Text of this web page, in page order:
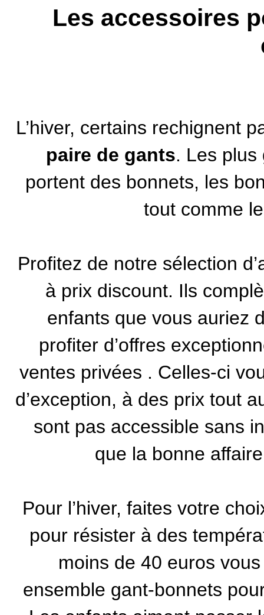
Les accessoires
L’hiver, certains rechignent
paire de gants. Les
portent des bonnets, les
tout comme
Profitez de notre sélection
à prix discount. Ils
enfants que vous auriez
profiter d’offres
ventes privées . Celles-ci
d’exception, à des prix tout
sont pas accessible sans
que la bonne
Pour l’hiver, faites votre
pour résister à des
moins de 40 euros
ensemble gant-bonnets